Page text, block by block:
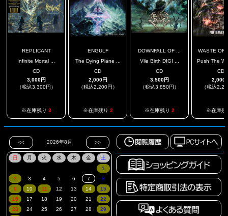
REPLICANT
Infinite Mortal ...
CD
3,000円
（税込3,300円）
※在庫残り 3
ENGULF
The Dying Plane ...
CD
2,000円
（税込2,200円）
※在庫残り 2
DOWNFALL OF ...
Vile Birth DIGI ...
CD
3,500円
（税込3,850円）
※在庫残り 2
WASTE OF
Push The
CD
2,000
（税込
※在庫残